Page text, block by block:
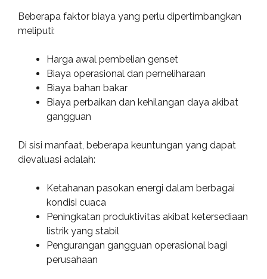
Beberapa faktor biaya yang perlu dipertimbangkan
meliputi:
Harga awal pembelian genset
Biaya operasional dan pemeliharaan
Biaya bahan bakar
Biaya perbaikan dan kehilangan daya akibat
gangguan
Di sisi manfaat, beberapa keuntungan yang dapat
dievaluasi adalah:
Ketahanan pasokan energi dalam berbagai
kondisi cuaca
Peningkatan produktivitas akibat ketersediaan
listrik yang stabil
Pengurangan gangguan operasional bagi
perusahaan